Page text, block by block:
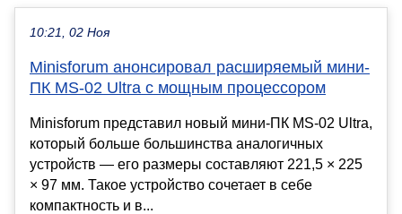
10:21, 02 Ноя
Minisforum анонсировал расширяемый мини-
ПК MS-02 Ultra с мощным процессором
Minisforum представил новый мини-ПК MS-02 Ultra,
который больше большинства аналогичных
устройств — его размеры составляют 221,5 × 225
× 97 мм. Такое устройство сочетает в себе
компактность и в...